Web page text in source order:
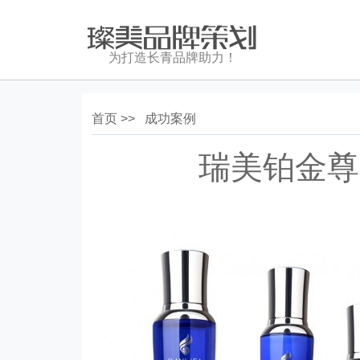
为打造长青品牌助力！
首页 >> 成功案例
瑞美铂金